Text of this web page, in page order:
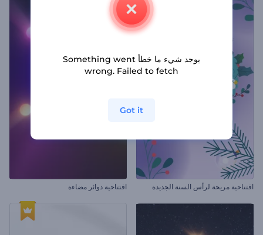
افتتاحية مريحة لرأس السنة الجديدة افتتاحية دوائر مضاءة
يوجد شيء ما خطأ Something went
wrong. Failed to fetch
Got it